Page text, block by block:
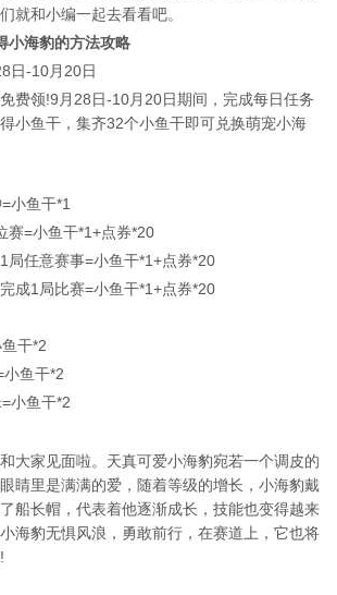
就和小编一起去看看吧。
小海豹的方法攻略
日-10月20日
费领!9月28日-10月20日期间，完成每日任务
小鱼干，集齐32个小鱼干即可兑换萌宠小海
小鱼干*1
赛=小鱼干*1+点券*20
局任意赛事=小鱼干*1+点券*20
成1局比赛=小鱼干*1+点券*20
干*2
小鱼干*2
小鱼干*2
大家见面啦。天真可爱小海豹宛若一个调皮的
睛里是满满的爱，随着等级的增长，小海豹戴
船长帽，代表着他逐渐成长，技能也变得越来
海豹无惧风浪，勇敢前行，在赛道上，它也将